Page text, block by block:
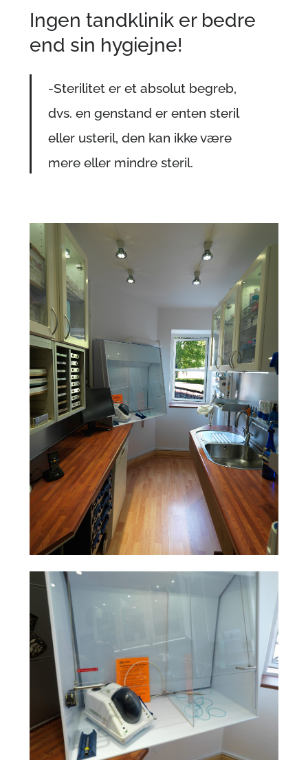
SENESTE ARTIKEL
Tandklinik åbning i 2026
Tandimplantater – Guided Implant
scanning
Cephalometri
Ingen tandklinik er bedre
end sin hygiejne!
-Sterilitet er et absolut begreb,
dvs. en genstand er enten steril
eller usteril, den kan ikke være
mere eller mindre steril.